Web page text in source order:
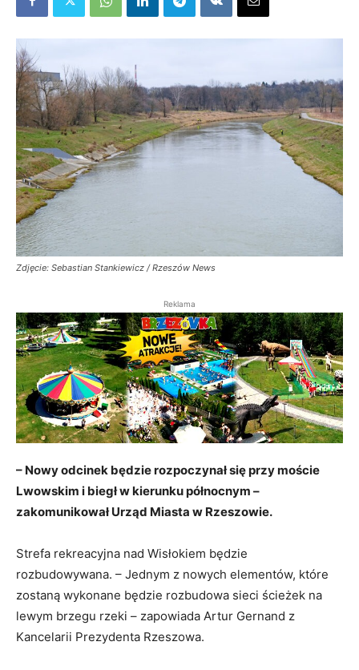
Zdjęcie: Sebastian Stankiewicz / Rzeszów News
Reklama
– Nowy odcinek będzie rozpoczynał się przy moście
Lwowskim i biegł w kierunku północnym –
zakomunikował Urząd Miasta w Rzeszowie.
Strefa rekreacyjna nad Wisłokiem będzie
rozbudowywana. – Jednym z nowych elementów, które
zostaną wykonane będzie rozbudowa sieci ścieżek na
lewym brzegu rzeki – zapowiada Artur Gernand z
Kancelarii Prezydenta Rzeszowa.